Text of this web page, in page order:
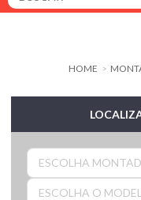
HOME >
ESCOLHA
ESCOLHA O